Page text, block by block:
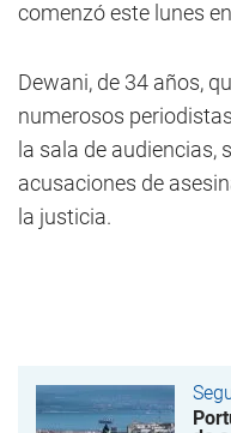
comenzó este lunes
Dewani, de 34 años,
numerosos
la sala de audiencias,
acusaciones de
la justicia.